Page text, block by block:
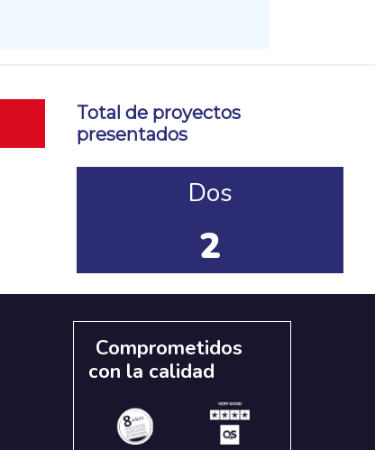
Total de proyectos
presentados
Dos
2
Comprometidos
con la calidad